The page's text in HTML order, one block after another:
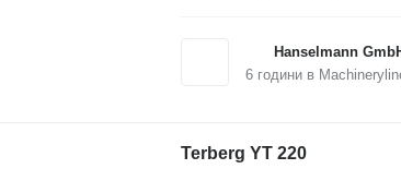
Hanselmann
6години в
Terberg YT 220